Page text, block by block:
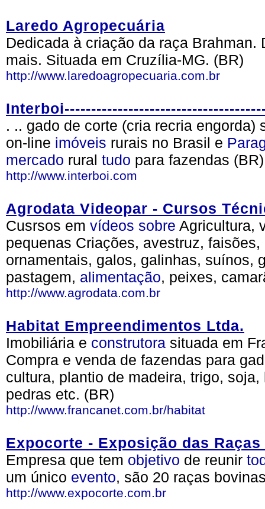
Laredo Agropecuária
Dedicada à criação da raça
mais. Situada em Cruzília-MG. (BR)
http://www.laredoagropecuaria.com.br
. .. gado de corte (cria recria
on-line imóveis rurais no Brasil e
mercado rural tudo para fazendas (BR)
http://www.interboi.com
Agrodata Videopar - Cursos
Cusrsos em vídeos sobre Agricultura,
pequenas Criações, avestruz, faisões,
ornamentais, galos, galinhas, suínos,
pastagem, alimentação, peixes,
http://www.agrodata.com.br
Habitat Empreendimentos Ltda.
Imobiliária e construtora situada em
Compra e venda de fazendas para
cultura, plantio de madeira, trigo,
pedras etc. (BR)
http://www.francanet.com.br/habitat
Expocorte - Exposição das
Empresa que tem objetivo de reunir
um único evento, são 20 raças
http://www.expocorte.com.br